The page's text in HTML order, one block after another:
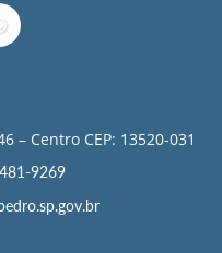
– Centro CEP: 13520-031
9269